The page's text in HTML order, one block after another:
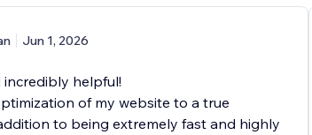
Jun 1, 2026
incredibly helpful!
of my website to a true
to being extremely fast and highly